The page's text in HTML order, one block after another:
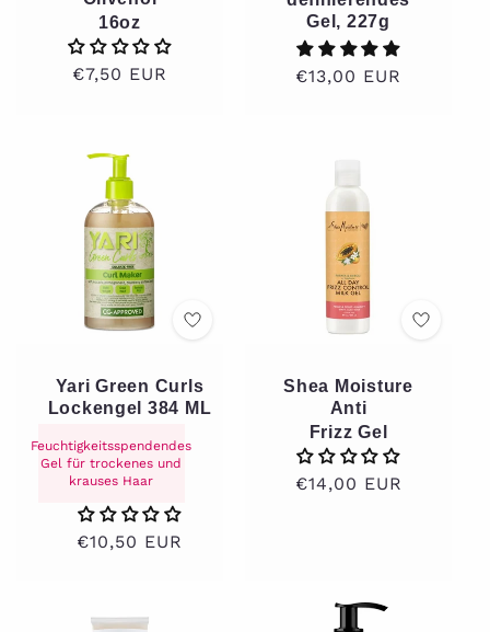
16oz
Normaler
€7,50 EUR
Gel, 227g
Normaler
€13,00 EUR
Yari Green Curls
Lockengel 384 ML
Feuchtigkeitsspendendes
Gel für trockenes und
krauses Haar
Normaler
€10,50 EUR
Shea Moisture
Anti
Frizz Gel
Normaler
€14,00 EUR